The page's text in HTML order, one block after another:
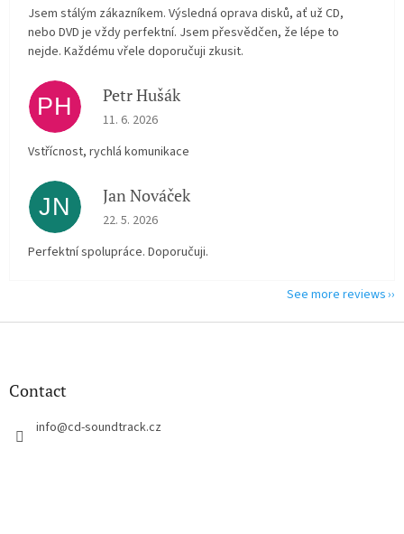
Jsem stálým zákazníkem. Výsledná oprava disků, ať už CD,
nebo DVD je vždy perfektní. Jsem přesvědčen, že lépe to
nejde. Každému vřele doporučuji zkusit.
PH Petr Hušák
The store rating is 5 out of 5 stars.
11. 6. 2026
Vstřícnost, rychlá komunikace
JN Jan Nováček
The store rating is 5 out of 5 stars.
22. 5. 2026
Perfektní spolupráce. Doporučuji.
See more reviews
F
Contact
info@cd-soundtrack.cz